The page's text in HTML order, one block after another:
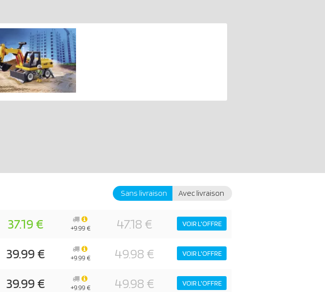
Sans livraison Avec livraison
37.19 € 47.18 € VOIR L'OFFRE
+9.99 €
39.99 € 49.98 € VOIR L'OFFRE
+9.99 €
39.99 € 49.98 € VOIR L'OFFRE
+9.99 €